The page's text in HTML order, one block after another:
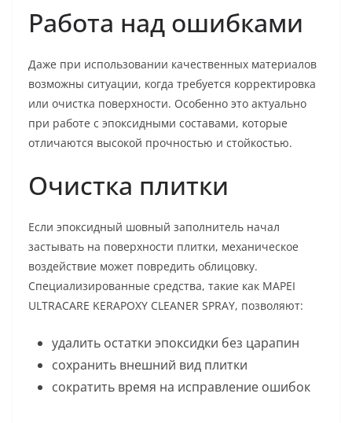
Работа над ошибками
Даже при использовании качественных материалов
возможны ситуации, когда требуется корректировка
или очистка поверхности. Особенно это актуально
при работе с эпоксидными составами, которые
отличаются высокой прочностью и стойкостью.
Очистка плитки
Если эпоксидный шовный заполнитель начал
застывать на поверхности плитки, механическое
воздействие может повредить облицовку.
Специализированные средства, такие как MAPEI
ULTRACARE KERAPOXY CLEANER SPRAY, позволяют:
удалить остатки эпоксидки без царапин
сохранить внешний вид плитки
сократить время на исправление ошибок